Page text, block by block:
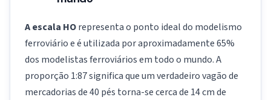
A escala HOrepresenta o ponto ideal do modelismo
ferroviário e é utilizada por aproximadamente 65%
dos modelistas ferroviários em todo o mundo. A
proporção 1:87 significa que um verdadeiro vagão de
mercadorias de 40 pés torna-se cerca de 14 cm de